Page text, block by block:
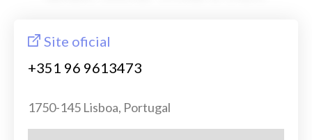
Site oficial
+351 96 9613473
1750-145 Lisboa, Portugal